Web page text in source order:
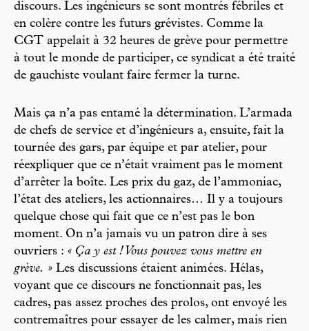
discours. Les ingénieurs se sont montrés fébriles et
en colère contre les futurs grévistes. Comme la
CGT appelait à 32 heures de grève pour permettre
à tout le monde de participer, ce syndicat a été traité
de gauchiste voulant faire fermer la turne.
Mais ça n’a pas entamé la détermination. L’armada
de chefs de service et d’ingénieurs a, ensuite, fait la
tournée des gars, par équipe et par atelier, pour
réexpliquer que ce n’était vraiment pas le moment
d’arrêter la boîte. Les prix du gaz, de l’ammoniac,
l’état des ateliers, les actionnaires… Il y a toujours
quelque chose qui fait que ce n’est pas le bon
moment. On n’a jamais vu un patron dire à ses
ouvriers : « Ça y est ! Vous pouvez vous mettre en
grève. » Les discussions étaient animées. Hélas,
voyant que ce discours ne fonctionnait pas, les
cadres, pas assez proches des prolos, ont envoyé les
contremaîtres pour essayer de les calmer, mais rien